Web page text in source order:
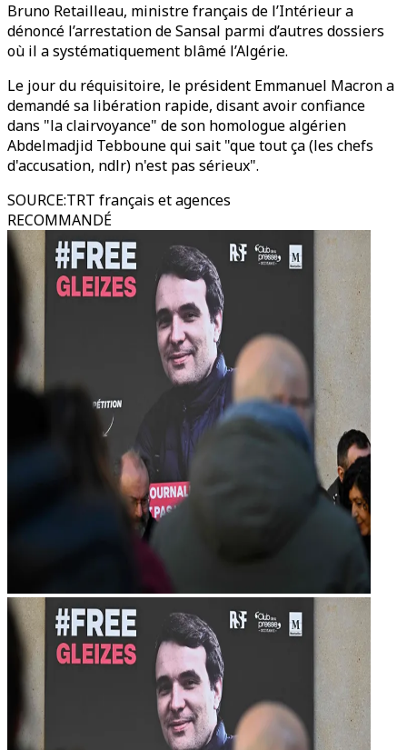
Bruno Retailleau, ministre français de l’Intérieur a
dénoncé l’arrestation de Sansal parmi d’autres dossiers
où il a systématiquement blâmé l’Algérie.
Le jour du réquisitoire, le président Emmanuel Macron a
demandé sa libération rapide, disant avoir confiance
dans "la clairvoyance" de son homologue algérien
Abdelmadjid Tebboune qui sait "que tout ça (les chefs
d'accusation, ndlr) n'est pas sérieux".
SOURCE:TRT français et agences
RECOMMANDÉ